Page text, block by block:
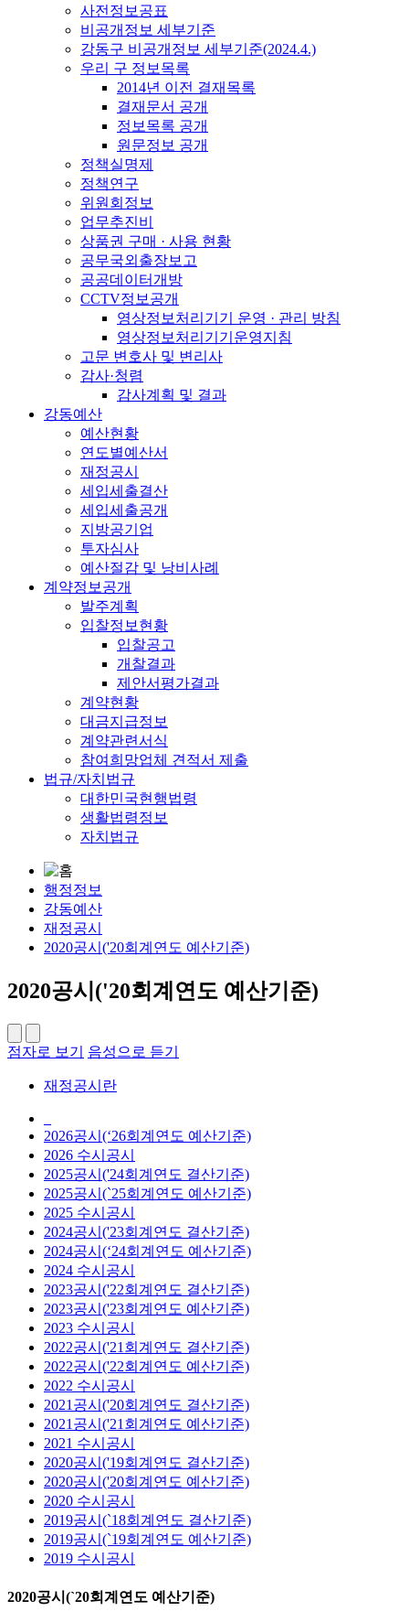
사전정보공표
비공개정보 세부기준
강동구 비공개정보 세부기준(2024.4.)
우리 구 정보목록
2014년 이전 결재목록
결재문서 공개
정보목록 공개
원문정보 공개
정책실명제
정책연구
위원회정보
업무추진비
상품권 구매 · 사용 현황
공무국외출장보고
공공데이터개방
CCTV정보공개
영상정보처리기기 운영 · 관리 방침
영상정보처리기기운영지침
고문 변호사 및 변리사
감사·청렴
감사계획 및 결과
강동예산
예산현황
연도별예산서
재정공시
세입세출결산
세입세출공개
지방공기업
투자심사
예산절감 및 낭비사례
계약정보공개
발주계획
입찰정보현황
입찰공고
개찰결과
제안서평가결과
계약현황
대금지급정보
계약관련서식
참여희망업체 견적서 제출
법규/자치법규
대한민국현행법령
생활법령정보
자치법규
행정정보
강동예산
재정공시
2020공시('20회계연도 예산기준)
2020공시('20회계연도 예산기준)
점자로 보기 음성으로 듣기
재정공시란
2026공시(‘26회계연도 예산기준)
2026 수시공시
2025공시('24회계연도 결산기준)
2025공시(`25회계연도 예산기준)
2025 수시공시
2024공시('23회계연도 결산기준)
2024공시(‘24회계연도 예산기준)
2024 수시공시
2023공시('22회계연도 결산기준)
2023공시('23회계연도 예산기준)
2023 수시공시
2022공시('21회계연도 결산기준)
2022공시('22회계연도 예산기준)
2022 수시공시
2021공시('20회계연도 결산기준)
2021공시('21회계연도 예산기준)
2021 수시공시
2020공시('19회계연도 결산기준)
2020공시('20회계연도 예산기준)
2020 수시공시
2019공시(`18회계연도 결산기준)
2019공시(`19회계연도 예산기준)
2019 수시공시
2020공시(`20회계연도 예산기준)